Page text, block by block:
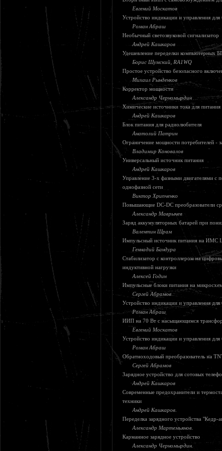
Евгений Москатов
Устройство индикации и управления для
Роман Абраш
Необычный светозвуковой сигнализатор
Андрей Кашкаров
Удешевление переделки компьютерных
Борис Шумский, RA1WQ
Простое устройство безопасного
Михаил Рынденков
Корректор мощности
Александр Черномырдин
Химические источники тока для
Андрей Кашкаров
Блок питания для радиолюбителя
Анатолий Патрин
Ограничение мощности потребителей -
Владимир Коновалов
Универсальный источник питания
Андрей Кашкаров
Управление 3-х фазными двигателями с
однофазной сети
Виктор Хрипченко
Повышающие DC-DC преобразователи
Александр Маврычев
Заряд аккумуляторных батарей при
Валентин Шрам
Импульсный источник питания на ИМС
Геннадий Бандура
Стабилизатор с контроллером на
индуктивной нагрузки
Алексей Годин
Импульсные блоки питания на
Сергей Абрамов
Устройство индикации и управления для
Роман Абраш
ИИП на 70 Вт с насыщающимся
Евгений Москатов
Устройство индикации и управления для
Роман Абраш
Обратноходовый преобразователь на
Сергей Абрамов
Зарядное устройство для сотовых
Андрей Кашкаров
Современные предохранители и
техники
Андрей Кашкаров.
Переделка зарядного устройства "Кедр-
Александр Мартемьянов.
Карманное зарядное устройство
Александр Черномырдин.